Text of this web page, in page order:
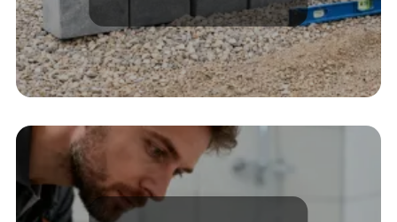
po kroku?